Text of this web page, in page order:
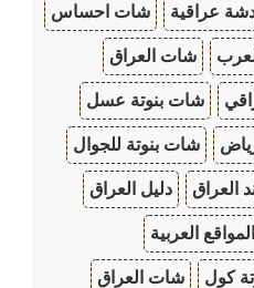
عراقية شات احساس
شات العراق
شات بنوتة عسل
شات بنوتة للجوال
العراق دليل العراق
العربية
كول شات العراق